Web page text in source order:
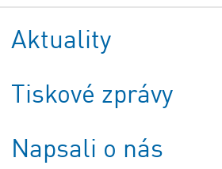
Aktuality
Tiskové zprávy
Napsali o nás